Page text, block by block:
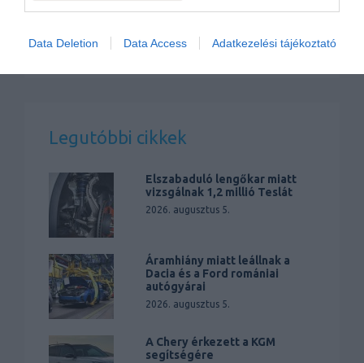
Data Deletion Data Access Adatkezelési tájékoztató
Legutóbbi cikkek
Elszabaduló lengőkar miatt
vizsgálnak 1,2 millió Teslát
2026. augusztus 5.
Áramhiány miatt leállnak a
Dacia és a Ford romániai
autógyárai
2026. augusztus 5.
A Chery érkezett a KGM
segítségére